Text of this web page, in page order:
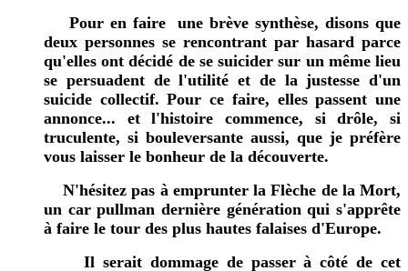
Pour en faire une brève synthèse, disons que
deux personnes se rencontrant par hasard parce
qu'elles ont décidé de se suicider sur un même lieu
se persuadent de l'utilité et de la justesse d'un
suicide collectif. Pour ce faire, elles passent une
annonce... et l'histoire commence, si drôle, si
truculente, si bouleversante aussi, que je préfère
vous laisser le bonheur de la découverte.
N'hésitez pas à emprunter la Flèche de la Mort,
un car pullman dernière génération qui s'apprête
à faire le tour des plus hautes falaises d'Europe.
Il serait dommage de passer à côté de cet